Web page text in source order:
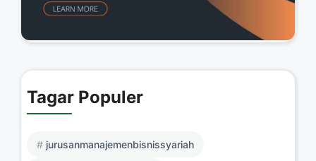
Tagar Populer
jurusanmanajemenbisnissyariah